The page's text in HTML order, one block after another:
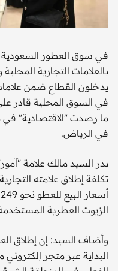
في سوق العطور السعودية
بالعلامات التجارية
يدخلون القطاع ضمن
في السوق المحلية قادر
ما رصدت "الاقتصادية" في
في الرياض.
بدر السيد مالك علامة
الزيوت العطرية
البداية عبر متجر